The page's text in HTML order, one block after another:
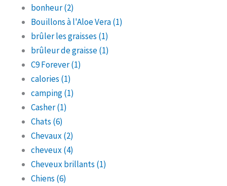
bonheur(2)
Bouillons à l'Aloe Vera(1)
brûler les graisses (1)
brûleur de graisse(1)
C9 Forever(1)
calories (1)
camping(1)
Casher(1)
Chats (6)
Chevaux(2)
cheveux(4)
Cheveux brillants (1)
Chiens (6)